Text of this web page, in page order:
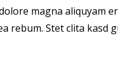
magna aliquyam
rebum. Stet clita kasd